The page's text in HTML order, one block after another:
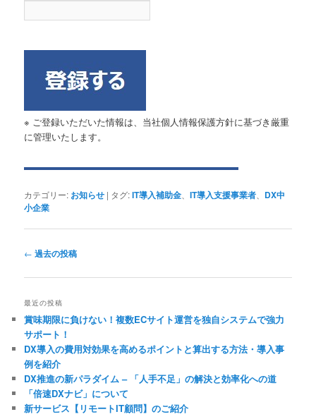
※ ご登録いただいた情報は、当社個人情報保護方針に基づき厳重
に管理いたします。
カテゴリー: お知らせ | タグ:IT導入補助金 、IT導入支援事業者
DX中
小企業
投
ナ
ー
シ
ョ
ン
← 過去の投稿
最近の投稿
賞味期限に負けない！複数ECサイト運営を独自システムで強力
サポート！
DX導入の費用対効果を高めるポイントと算出する方法・導入事
例を紹介
DX推進の新パラダイム – 「人手不足」の解決と効率化への道
「倍速DXナビ」について
新サービス【リモートIT顧問】のご紹介